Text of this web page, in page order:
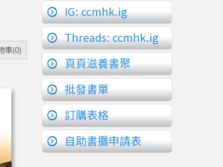
車(0)
IG: ccmhk.ig
Threads: ccmhk.ig
頁頁滋養書聚
批發書單
訂購表格
自助書攤申請表